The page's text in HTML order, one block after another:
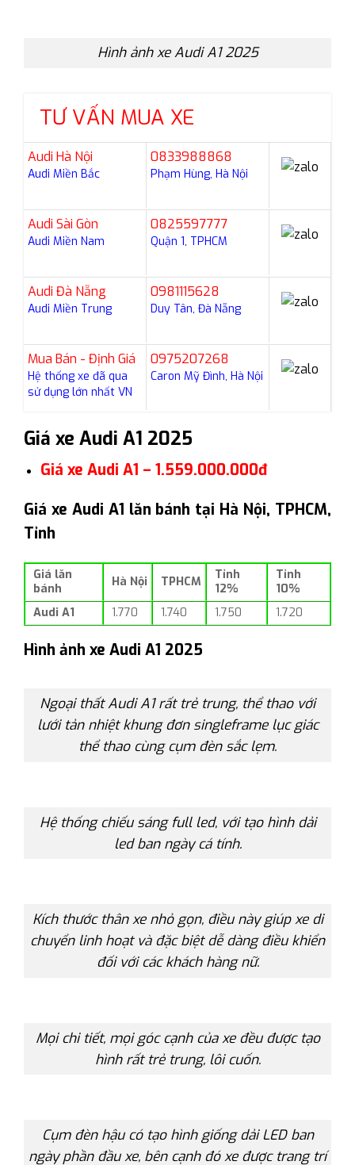
Hình ảnh xe Audi A1 2025
TƯ VẤN MUA XE
Audi Hà Nội
Audi Miền Bắc
0833988868
Phạm Hùng, Hà Nội
Audi Sài Gòn
Audi Miền Nam
0825597777
Quận 1, TPHCM
Audi Đà Nẵng
Audi Miền Trung
0981115628
Duy Tân, Đà Nẵng
Mua Bán - Định Giá
Hệ thống xe đã qua
sử dụng lớn nhất VN
0975207268
Caron Mỹ Đình, Hà Nội
Giá xe Audi A1 2025
Giá xe Audi A1 – 1.559.000.000đ
Giá xe Audi A1 lăn bánh tại Hà Nội, TPHCM,
Tỉnh
Giá lăn
bánh
Hà Nội TPHCM
Tỉnh
12%
Tỉnh
10%
Audi A1
1.770 1.740 1.750 1.720
Hình ảnh xe Audi A1 2025
Ngoại thất Audi A1 rất trẻ trung, thể thao với
lưới tản nhiệt khung đơn singleframe lục giác
thể thao cùng cụm đèn sắc lẹm.
Hệ thống chiếu sáng full led, với tạo hình dải
led ban ngày cá tính.
Kích thước thân xe nhỏ gọn, điều này giúp xe di
chuyển linh hoạt và đặc biệt dễ dàng điều khiển
đối với các khách hàng nữ.
Mọi chi tiết, mọi góc cạnh của xe đều được tạo
hình rất trẻ trung, lôi cuốn.
Cụm đèn hậu có tạo hình giống dải LED ban
ngày phần đầu xe, bên cạnh đó xe được trang trí